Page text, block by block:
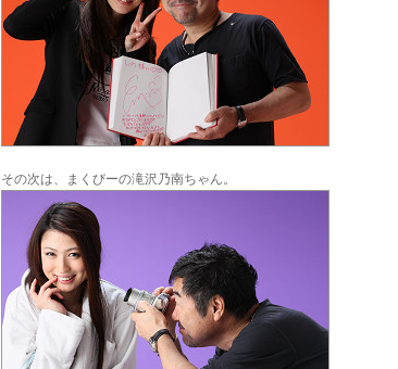
その次は、まくびーの滝沢乃南ちゃん。